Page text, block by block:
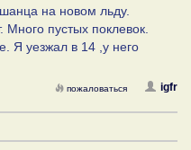
на новом льду.
пустых поклевок.
Я уезжал в 14 ,у него
igfr
пожаловаться